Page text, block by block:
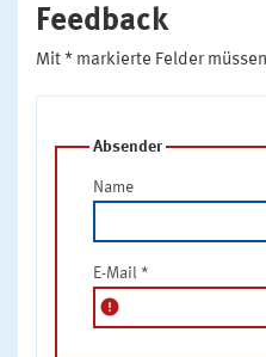
Feedback
Mit * markierte Felder
Absender
Name
E-Mail *
error